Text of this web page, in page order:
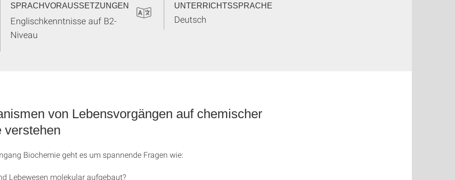
SPRACHVORAUSSETZUNGEN
Englischkenntnisse auf B2-
Niveau
UNTERRICHTSSPRACHE
Deutsch
von Lebensvorgängen auf chemischer
verstehen
Biochemie geht es um spannende Fragen wie:
Lebewesen molekular aufgebaut?